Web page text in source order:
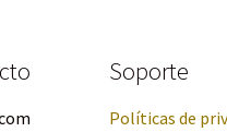
Soporte
Políticas de